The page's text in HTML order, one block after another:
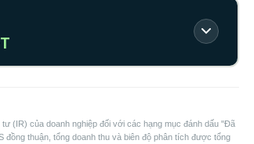
(IR) của doanh nghiệp đối với các hạng mục đánh dấu "Đã
thuận, tổng doanh thu và biên độ phân tích được tổng